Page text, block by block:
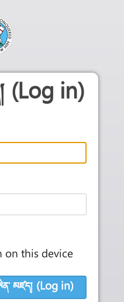
(Log in)
on this device